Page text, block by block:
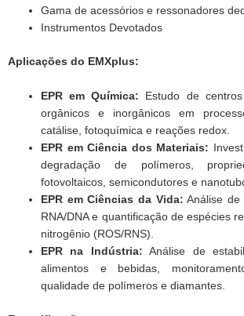
Gama de acessórios e ressonadores
Instrumentos Devotados
Aplicações do EMXplus:
EPR em Química: Estudo de
orgânicos e inorgânicos em
catálise, fotoquímica e reações redox.
EPR em Ciência dos Materiais:
degradação de polímeros,
fotovoltaicos, semicondutores e
EPR em Ciências da Vida: Análise de
RNA/DNA e quantificação de espécies
nitrogênio (ROS/RNS).
EPR na Indústria: Análise de
alimentos e bebidas,
qualidade de polímeros e diamantes.